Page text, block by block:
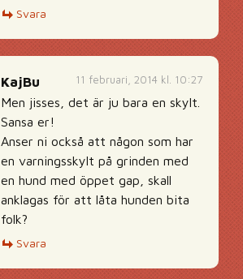
Svara
11 februari, 2014 kl. 10:27
KajBu
Men jisses, det är ju bara en skylt.
Sansa er!
Anser ni också att någon som har
en varningsskylt på grinden med
en hund med öppet gap, skall
anklagas för att låta hunden bita
folk?
Svara